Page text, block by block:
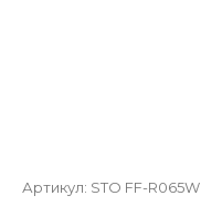
Артикул: STO FF-R065W